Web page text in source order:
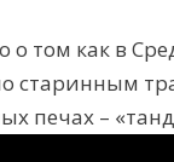
о том как в
старинным
печах –